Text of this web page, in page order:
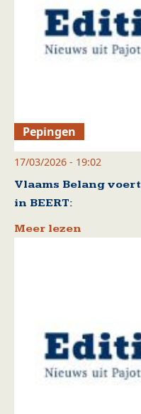
Pepingen
17/03/2026 - 19:02
Vlaams Belang
in BEERT:
Meer lezen